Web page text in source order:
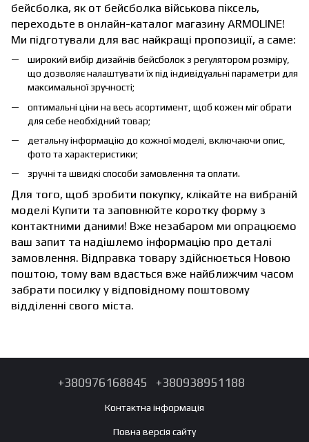
бейсболка, як от бейсболка військова піксель,
переходьте в онлайн-каталог магазину ARMOLINE!
Ми підготували для вас найкращі пропозиції, а саме:
широкий вибір дизайнів бейсболок з регулятором розміру,
що дозволяє налаштувати їх під індивідуальні параметри для
максимальної зручності;
оптимальні ціни на весь асортимент, щоб кожен міг обрати
для себе необхідний товар;
детальну інформацію до кожної моделі, включаючи опис,
фото та характеристики;
зручні та швидкі способи замовлення та оплати.
Для того, щоб зробити покупку, клікайте на вибраній
моделі Купити та заповнюйте коротку форму з
контактними даними! Вже незабаром ми опрацюємо
ваш запит та надішлемо інформацію про деталі
замовлення. Відправка товару здійснюється Новою
поштою, тому вам вдасться вже найближчим часом
забрати посилку у відповідному поштовому
відділенні свого міста.
+380976168845 +380938951188
Контактна інформація
Повна версія сайту